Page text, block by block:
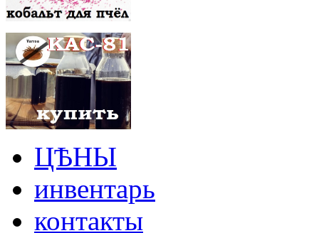
ЦѢНЫ
инвентарь
контакты